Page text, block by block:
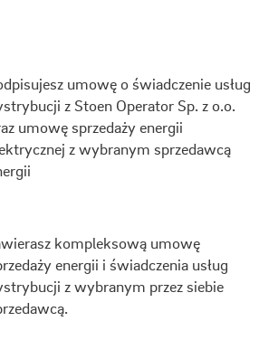
umowę o świadczenie usług
z Stoen Operator Sp. z o.o.
umowę sprzedaży energii
z wybranym sprzedawcą
kompleksową umowę
energii i świadczenia usług
z wybranym przez siebie